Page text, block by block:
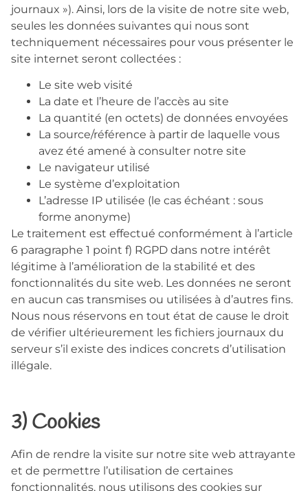
journaux »). Ainsi, lors de la visite de notre site web,
seules les données suivantes qui nous sont
techniquement nécessaires pour vous présenter le
site internet seront collectées :
Le site web visité
La date et l’heure de l’accès au site
La quantité (en octets) de données envoyées
La source/référence à partir de laquelle vous
avez été amené à consulter notre site
Le navigateur utilisé
Le système d’exploitation
L’adresse IP utilisée (le cas échéant : sous
forme anonyme)
Le traitement est effectué conformément à l’article
6 paragraphe 1 point f) RGPD dans notre intérêt
légitime à l’amélioration de la stabilité et des
fonctionnalités du site web. Les données ne seront
en aucun cas transmises ou utilisées à d’autres fins.
Nous nous réservons en tout état de cause le droit
de vérifier ultérieurement les fichiers journaux du
serveur s’il existe des indices concrets d’utilisation
illégale.
3) Cookies
Afin de rendre la visite sur notre site web attrayante
et de permettre l’utilisation de certaines
fonctionnalités, nous utilisons des cookies sur